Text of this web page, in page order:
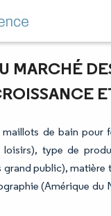
MARCHÉ
de bain
type de
public), matière
(Amérique du